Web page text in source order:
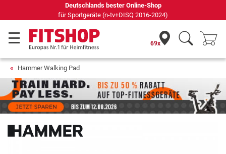
69 Fachmärkte vor Ort mit 75 eigenen Servicetechnikern
69x
Hammer Walking Pad